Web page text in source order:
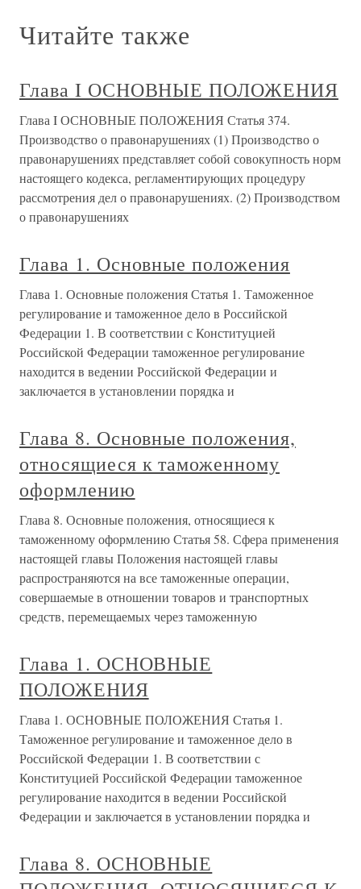
Читайте также
Глава I ОСНОВНЫЕ ПОЛОЖЕНИЯ
Глава I ОСНОВНЫЕ ПОЛОЖЕНИЯ Статья 374.
Производство о правонарушениях (1) Производство о
правонарушениях представляет собой совокупность норм
настоящего кодекса, регламентирующих процедуру
рассмотрения дел о правонарушениях. (2) Производством
о правонарушениях
Глава 1. Основные положения
Глава 1. Основные положения Статья 1. Таможенное
регулирование и таможенное дело в Российской
Федерации 1. В соответствии с Конституцией
Российской Федерации таможенное регулирование
находится в ведении Российской Федерации и
заключается в установлении порядка и
Глава 8. Основные положения,
относящиеся к таможенному
оформлению
Глава 8. Основные положения, относящиеся к
таможенному оформлению Статья 58. Сфера применения
настоящей главы Положения настоящей главы
распространяются на все таможенные операции,
совершаемые в отношении товаров и транспортных
средств, перемещаемых через таможенную
Глава 1. ОСНОВНЫЕ
ПОЛОЖЕНИЯ
Глава 1. ОСНОВНЫЕ ПОЛОЖЕНИЯ Статья 1.
Таможенное регулирование и таможенное дело в
Российской Федерации 1. В соответствии с
Конституцией Российской Федерации таможенное
регулирование находится в ведении Российской
Федерации и заключается в установлении порядка и
Глава 8. ОСНОВНЫЕ